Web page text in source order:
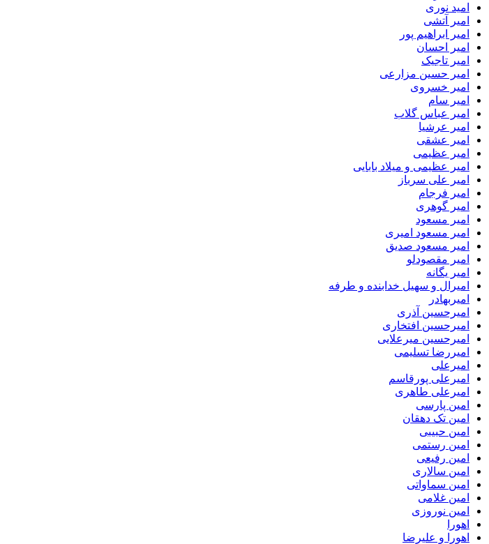
امید نوری
امیر آتشی
امیر ابراهیم پور
امیر احسان
امیر تاجیک
امیر حسین مزارعی
امیر خسروی
امیر سام
امیر عباس گلاب
امیر عرشیا
امیر عشقی
امیر عظیمی
امیر عظیمی و میلاد بابایی
امیر علی سرباز
امیر فرجام
امیر گوهری
امیر مسعود
امیر مسعود امیری
امیر مسعود صدیق
امیر مقصودلو
امیر یگانه
امیرال و سهیل خدابنده و طرفه
امیربهادر
امیرحسین آذری
امیرحسین افتخاری
امیرحسین میرعلایی
امیررضا تسلیمی
امیرعلی
امیرعلی پورقاسم
امیرعلی طاهری
امین پارسی
امین تک دهقان
امین حبیبی
امین رستمی
امین رفیعی
امین سالاری
امین سماواتی
امین غلامی
امین نوروزی
اهورا
اهورا و علیرضا